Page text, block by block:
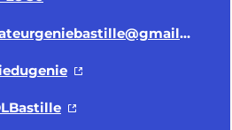
coordinateurgeniebastille@gmail.com